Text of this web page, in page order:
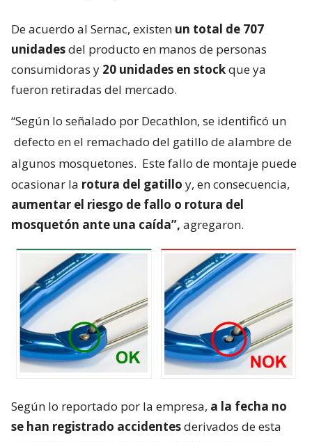
De acuerdo al Sernac, existen un total de 707
unidadesdel producto en manos de personas
consumidoras y 20 unidades en stockque ya
fueron retiradas del mercado.
“Según lo señalado por Decathlon, se identificó un
defecto en el remachado del gatillo de alambre de
algunos mosquetones. Este fallo de montaje puede
ocasionar la rotura del gatillo y, en consecuencia,
aumentar el riesgo de fallo o rotura del
mosquetón ante una caída”, agregaron.
Según lo reportado por la empresa, a la fecha no
se han registrado accidentesderivados de esta